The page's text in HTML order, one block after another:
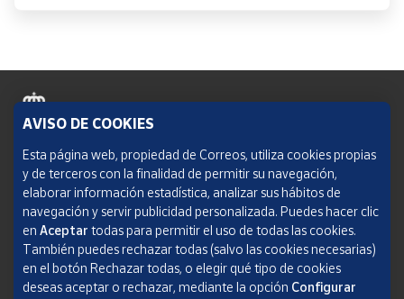
Política de cookies
Aviso legal
Condiciones del servicio
Política de Privacidad Web
AVISO DE COOKIES
Esta página web, propiedad de Correos, utiliza cookies propias
y de terceros con la finalidad de permitir su navegación,
elaborar información estadística, analizar sus hábitos de
navegación y servir publicidad personalizada. Puedes hacer clic
en Aceptar todas para permitir el uso de todas las cookies.
También puedes rechazar todas (salvo las cookies necesarias)
en el botón Rechazar todas, o elegir qué tipo de cookies
deseas aceptar o rechazar, mediante la opción Configurar